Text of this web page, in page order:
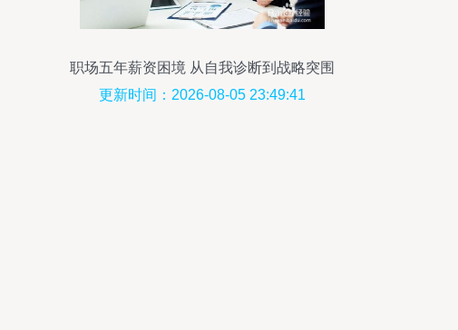
职场五年薪资困境 从自我诊断到战略突围
更新时间：2026-08-05 23:49:41